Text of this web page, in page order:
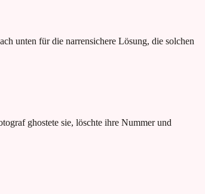
unten für die narrensichere Lösung, die solchen
ghostete sie, löschte ihre Nummer und